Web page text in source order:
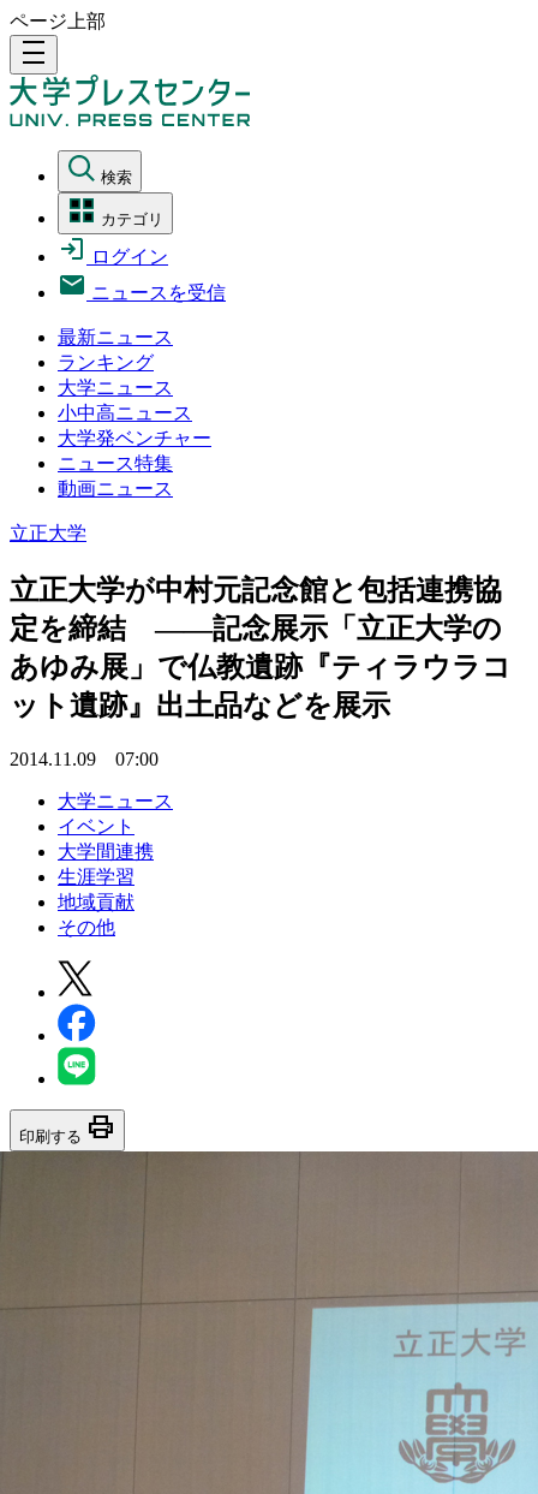
ページ上部
density_medium
検索
カテゴリ
ログイン
ニュースを受信
最新ニュース
ランキング
大学ニュース
小中高ニュース
大学発ベンチャー
ニュース特集
動画ニュース
立正大学
立正大学が中村元記念館と包括連携協
定を締結 ――記念展示「立正大学の
あゆみ展」で仏教遺跡『ティラウラコ
ット遺跡』出土品などを展示
2014.11.09 07:00
大学ニュース
イベント
大学間連携
生涯学習
地域貢献
その他
印刷する print